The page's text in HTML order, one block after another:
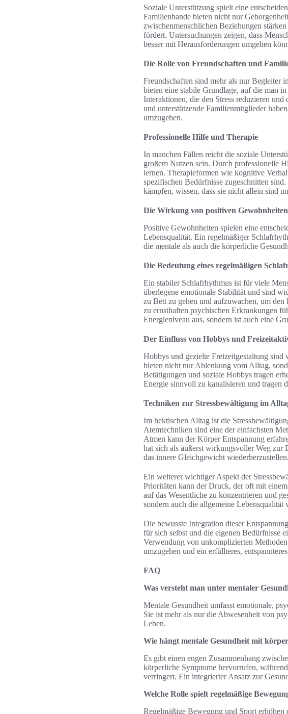
Soziale Unterstützung spielt eine
Familienbande bieten nicht nur
zwischenmenschlichen Beziehungen
fördert. Untersuchungen zeigen, dass
besser mit Herausforderungen umgehen
Die Rolle von Freundschaften und
Freundschaften sind mehr als nur Begleiter
bieten eine stabile Grundlage, auf die man
Interaktionen, die den Stress reduzieren
und unterstützende Familienmitglieder
umzugehen.
Professionelle Hilfe und Therapie
In manchen Fällen reicht die soziale
großem Nutzen sein. Durch professionelle
lernen. Therapieformen wie kognitive
spezifischen Bedürfnisse zugeschnitten
kämpfen, wissen, dass sie nicht allein sind
Die Wirkung von positiven Gewohnheiten
Positive Gewohnheiten spielen eine
Lebensqualität. Ein regelmäßiger
die mentale als auch die körperliche
Die Bedeutung eines regelmäßigen
Ein stabiler Schlafrhythmus ist für viele
überlegene emotionale Stabilität und sind
zu Bett zu gehen und aufzuwachen, um
zu ernsthaften psychischen Erkrankungen
Energieniveau aus, sondern ist auch eine
Der Einfluss von Hobbys und
Hobbys und gezielte Freizeitgestaltung sind
bieten nicht nur Ablenkung vom Alltag,
Betätigungen und soziale Hobbys tragen
Energie sinnvoll zu kanalisieren und tragen
Techniken zur Stressbewältigung im
Im hektischen Alltag ist die
Atemtechniken sind eine der einfachsten
Atmen kann der Körper Entspannung
hat sich als äußerst wirkungsvoller Weg zur
das innere Gleichgewicht wiederherzustellen.
Ein weiterer wichtiger Aspekt der
Prioritäten kann der Druck, der oft mit
auf das Wesentliche zu konzentrieren und
sondern auch die allgemeine Lebensqualität
Die bewusste Integration dieser
für sich selbst und die eigenen Bedürfnisse
Verwendung von unkomplizierten
umzugehen und ein erfüllteres,
FAQ
Was versteht man unter mentaler
Mentale Gesundheit umfasst emotionale,
Sie ist mehr als nur die Abwesenheit von
Leben.
Wie hängt mentale Gesundheit mit
Es gibt einen engen Zusammenhang
körperliche Symptome hervorrufen,
verringert. Ein integrierter Ansatz zur
Welche Rolle spielt regelmäßige
Regelmäßige Bewegung und Sport